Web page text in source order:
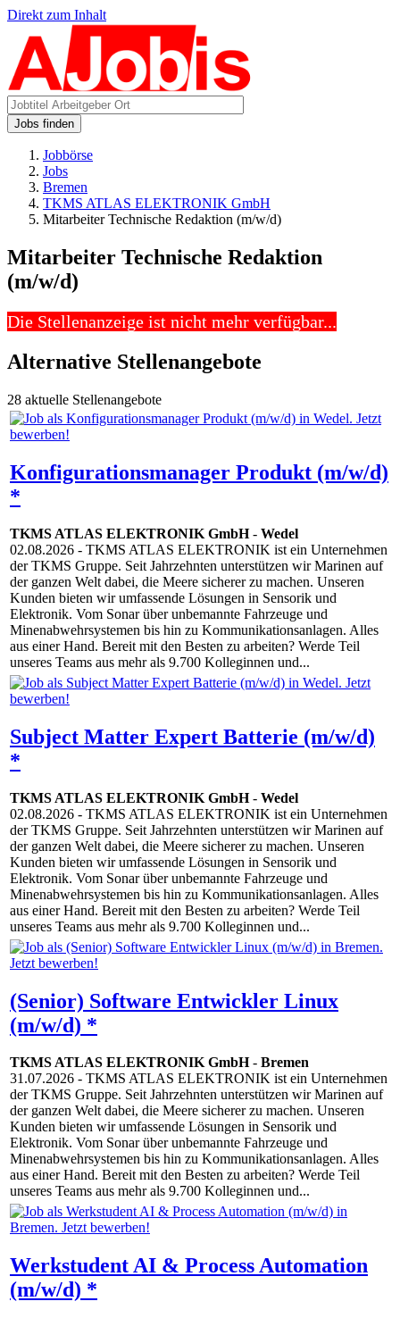
Direkt zum Inhalt
Jobs finden
Jobbörse
Jobs
Bremen
TKMS ATLAS ELEKTRONIK GmbH
Mitarbeiter Technische Redaktion (m/w/d)
Mitarbeiter Technische Redaktion
(m/w/d)
Die Stellenanzeige ist nicht mehr verfügbar...
Alternative Stellenangebote
28 aktuelle Stellenangebote
Konfigurationsmanager Produkt (m/w/d)
*
TKMS ATLAS ELEKTRONIK GmbH- Wedel
02.08.2026 - TKMS ATLAS ELEKTRONIK ist ein Unternehmen
der TKMS Gruppe. Seit Jahrzehnten unterstützen wir Marinen auf
der ganzen Welt dabei, die Meere sicherer zu machen. Unseren
Kunden bieten wir umfassende Lösungen in Sensorik und
Elektronik. Vom Sonar über unbemannte Fahrzeuge und
Minenabwehrsystemen bis hin zu Kommunikationsanlagen. Alles
aus einer Hand. Bereit mit den Besten zu arbeiten? Werde Teil
unseres Teams aus mehr als 9.700 Kolleginnen und...
Subject Matter Expert Batterie (m/w/d)
*
TKMS ATLAS ELEKTRONIK GmbH- Wedel
02.08.2026 - TKMS ATLAS ELEKTRONIK ist ein Unternehmen
der TKMS Gruppe. Seit Jahrzehnten unterstützen wir Marinen auf
der ganzen Welt dabei, die Meere sicherer zu machen. Unseren
Kunden bieten wir umfassende Lösungen in Sensorik und
Elektronik. Vom Sonar über unbemannte Fahrzeuge und
Minenabwehrsystemen bis hin zu Kommunikationsanlagen. Alles
aus einer Hand. Bereit mit den Besten zu arbeiten? Werde Teil
unseres Teams aus mehr als 9.700 Kolleginnen und...
(Senior) Software Entwickler Linux
(m/w/d) *
TKMS ATLAS ELEKTRONIK GmbH- Bremen
31.07.2026 - TKMS ATLAS ELEKTRONIK ist ein Unternehmen
der TKMS Gruppe. Seit Jahrzehnten unterstützen wir Marinen auf
der ganzen Welt dabei, die Meere sicherer zu machen. Unseren
Kunden bieten wir umfassende Lösungen in Sensorik und
Elektronik. Vom Sonar über unbemannte Fahrzeuge und
Minenabwehrsystemen bis hin zu Kommunikationsanlagen. Alles
aus einer Hand. Bereit mit den Besten zu arbeiten? Werde Teil
unseres Teams aus mehr als 9.700 Kolleginnen und...
Werkstudent AI & Process Automation
(m/w/d) *